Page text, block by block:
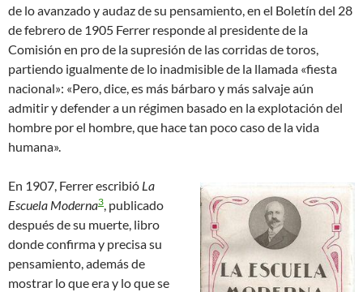
de lo avanzado y audaz de su pensamiento, en el Boletín del 28
de febrero de 1905 Ferrer responde al presidente de la
Comisión en pro de la supresión de las corridas de toros,
partiendo igualmente de lo inadmisible de la llamada «fiesta
nacional»: «Pero, dice, es más bárbaro y más salvaje aún
admitir y defender a un régimen basado en la explotación del
hombre por el hombre, que hace tan poco caso de la vida
humana».
En 1907, Ferrer escribió La
Escuela Moderna3, publicado
después de su muerte, libro
donde confirma y precisa su
pensamiento, además de
mostrar lo que era y lo que se